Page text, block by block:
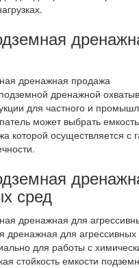
дренажной
для частного и
может выбрать
которой осуществляется с
сред
дренажная для агрессивных
для работы с
стойкость емкости